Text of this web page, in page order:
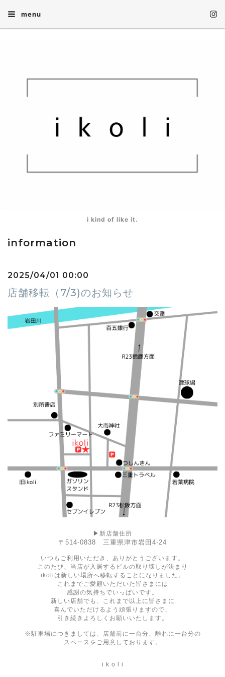
menu
i kind of like it.
information
2025/04/01 00:00
店舗移転（7/3)のお知らせ
▶︎新店舗住所
〒514-0838 三重県津市岩田4-24
いつもご利用いただき、ありがとうございます。
このたび、当店が入居するビルの取り壊しが決まり
ikoliは新しい場所へ移転することになりました。
これまでご愛顧いただいた皆さまには
感謝の気持ちでいっぱいです。
新しい店舗でも、これまで以上に皆さまに
喜んでいただけるよう頑張りますので、
引き続きよろしくお願いいたします。
※駐車場につきましては、店舗前に一台分、離れに一台分の
スペースをご用意しております。
i k o l i